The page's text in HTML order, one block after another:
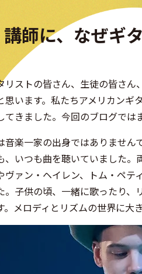
講師に、なぜギ
リストの皆さん、生徒の皆さ
思います。私たちアメリカンギ
てきました。今回のブログでは
音楽一家の出身ではありません
、いつも曲を聴いていました
ヴァン・ヘイレン、トム・ペテ
。子供の頃、一緒に歌ったり
。メロディとリズムの世界に大